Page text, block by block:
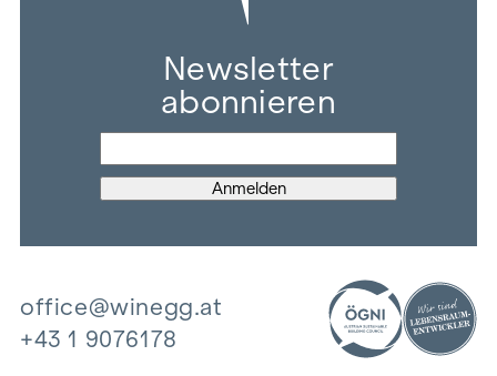
Newsletter
abonnieren
office@winegg.at
+43 1 9076178